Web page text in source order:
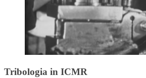
Tribologia in ICMR